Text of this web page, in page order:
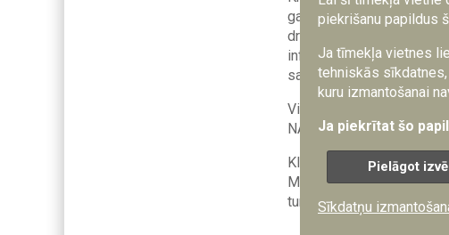
galvenajiem triecienu
drauds, ar savu rīcību
infrastruktūras, jo īpaši
sadaļa.
Vienlaikus līdzšinējie
NATO valstīm arvien
Klausies portāla
Māris Andžāns skaidro,
turpmākie darbi kritiskās
piekrišanu papildus
Ja tīmekļa vietnes
tehniskās
kuru izmantošanai
Ja piekrītat šo
Pielāgot
Sīkdatņu